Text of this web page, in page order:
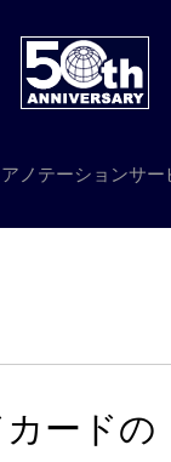
アノテーションサー
ードの